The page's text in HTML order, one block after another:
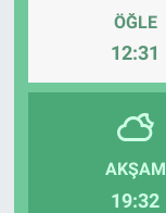
ÖĞLE
12:31
AKŞAM
19:32